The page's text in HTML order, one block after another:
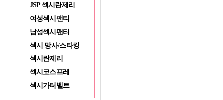
JSP 섹시란제리
여성섹시팬티
남성섹시팬티
섹시 망사/스타킹
섹시란제리
섹시코스프레
섹시가터벨트